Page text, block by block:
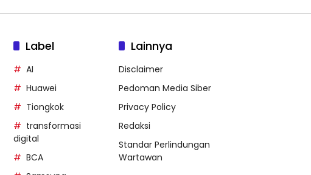
Label
AI
Huawei
Tiongkok
transformasi
digital
BCA
Lainnya
Disclaimer
Pedoman Media Siber
Privacy Policy
Redaksi
Standar Perlindungan
Wartawan